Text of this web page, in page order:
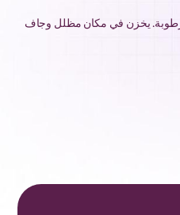
يخزن في مكان مظلل وجاف